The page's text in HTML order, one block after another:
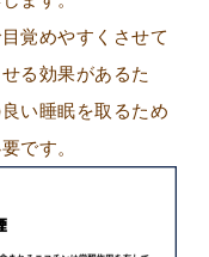
覚めやすくさせて
る効果があるた
い睡眠を取るため
です。